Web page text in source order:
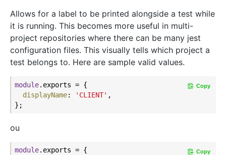
Allows for a label to be printed alongside a test while
it is running. This becomes more useful in multi-
project repositories where there can be many jest
configuration files. This visually tells which project a
test belongs to. Here are sample valid values.
module.exports = {
displayName: 'CLIENT' ,
Copy
ou
module.exports = {
Copy